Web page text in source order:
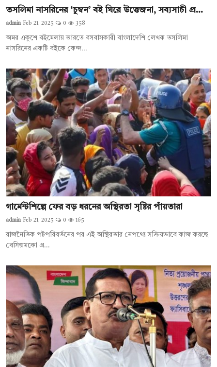
তসলিমা নাসরিনের ‘চুম্বন’ বই ঘিরে উত্তেজনা, সব্যসাচী প্র...
admin Feb 21, 2025 0 358
অমর একুশে বইমেলায় ভারতে বসবাসকারী বাংলাদেশি লেখক তসলিমা
নাসরিনের একটি বইকে কেন্দ...
গার্মেন্টশিল্পে ফের বড় ধরনের অস্থিরতা সৃষ্টির পাঁয়তারা
admin Feb 21, 2025 0 165
রাজনৈতিক পটপরিবর্তনের পর এই অস্থিরতার নেপথ্যে সক্রিয়ভাবে কাজ করছে
বেসিক্সমকো গ্র...